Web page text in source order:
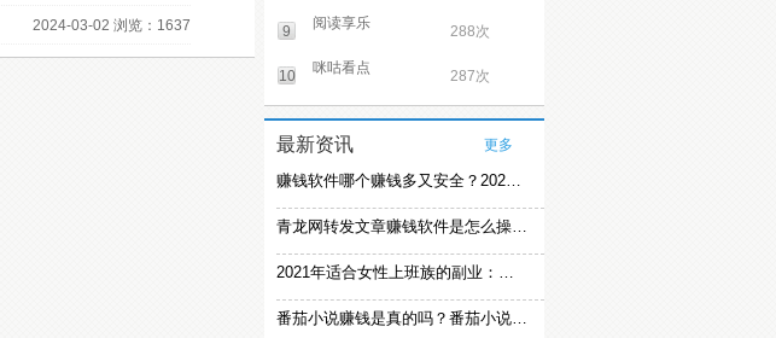
2024-03-02 浏览：1637 9 阅读享乐 288次
10 咪咕看点 287次
最新资讯 更多
赚钱软件哪个赚钱多又安全？2021精选赚钱软件
青龙网转发文章赚钱软件是怎么操作的？
2021年适合女性上班族的副业：女生在家赚钱兼职推荐
番茄小说赚钱是真的吗？番茄小说怎么操作赚钱